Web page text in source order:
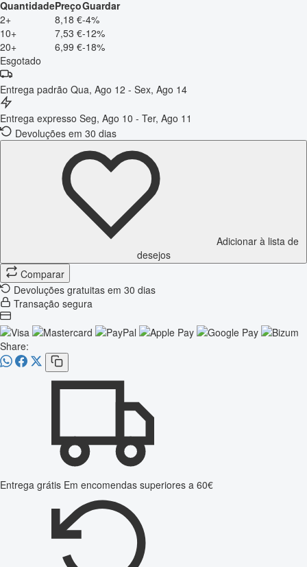
QuantidadePreçoGuardar
2+
8,18 €-4%
10+
7,53 €-12%
20+
6,99 €-18%
Esgotado
Entrega padrão Qua, Ago 12 - Sex, Ago 14
Entrega expresso Seg, Ago 10 - Ter, Ago 11
Devoluções em 30 dias
Adicionar à lista de
desejos
Comparar
Devoluções gratuitas em 30 dias
Transação segura
Share:
Entrega grátis Em encomendas superiores a 60€